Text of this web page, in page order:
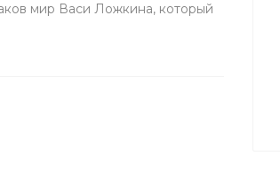
мир Васи Ложкина, который